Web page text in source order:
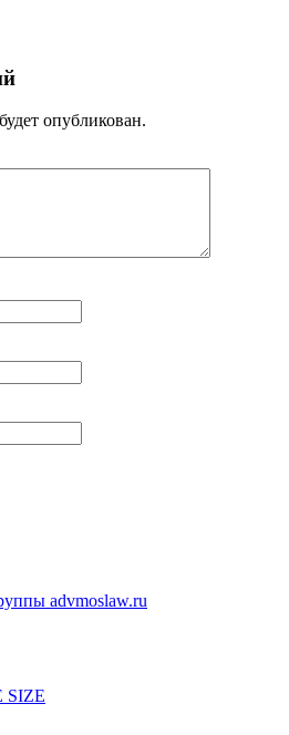
опубликован.
advmoslaw.ru
SIZE